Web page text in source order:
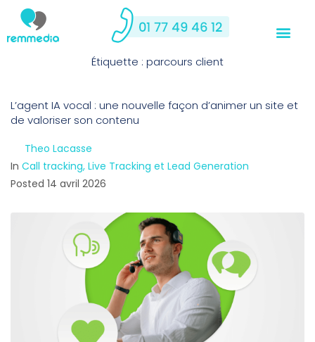
Étiquette : parcours client
L’agent IA vocal : une nouvelle façon d’animer un site et
de valoriser son contenu
Theo Lacasse
In Call tracking, Live Tracking et Lead Generation
Posted 14 avril 2026